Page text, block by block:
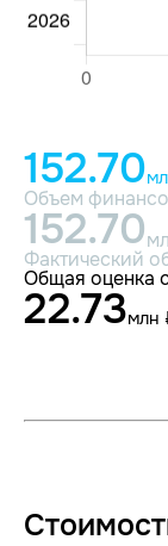
152.70
Объем
152.70
Фактический
Общая оценка
22.73млн